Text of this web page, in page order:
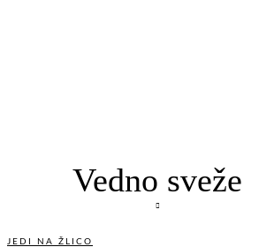
Vedno sveže
JEDI NA ŽLICO